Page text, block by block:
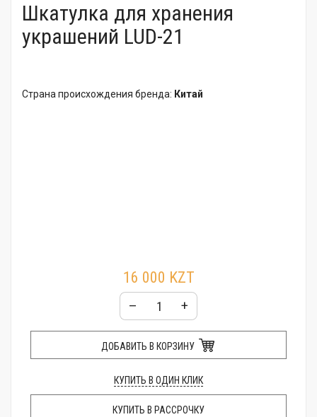
Шкатулка для хранения
украшений LUD-21
Страна происхождения бренда: Китай
16 000 KZT
– +
ДОБАВИТЬ В КОРЗИНУ
КУПИТЬ В ОДИН КЛИК
КУПИТЬ В РАССРОЧКУ